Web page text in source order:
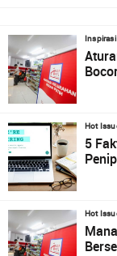
Hot
5
Hot